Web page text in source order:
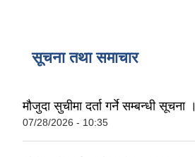
सूचना तथा समाचार
मौजुदा सुचीमा दर्ता गर्ने सम्बन्धी सूचना ।
07/28/2026 - 10:35